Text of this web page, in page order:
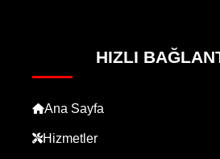
HIZLI
Ana Sayfa
Hizmetler